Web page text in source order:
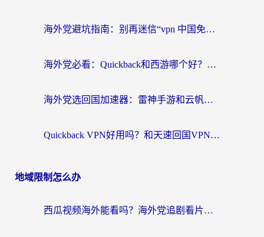
海外党避坑指南：别再迷信“vpn 中国免费”，选对回国加速器才能无缝刷国内资源
海外党必看：Quickback和西游哪个好？3个维度教你选对回国加速器
海外党选回国加速器：雷神手游和云帆哪个好？附3组对比+避坑指南
Quickback VPN好用吗？和天速回国VPN对比哪个回国效果更好？海外党必看的真实体验指南
地域限制怎么办
西瓜视频海外能看吗？海外党追剧看片的终极解决方案来了